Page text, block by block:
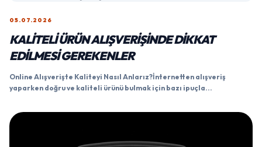
05.07.2026
KALITELI ÜRÜN ALIŞVERIŞINDE DIKKAT
EDILMESI GEREKENLER
Online Alışverişte Kaliteyi Nasıl Anlarız?İnternetten alışveriş
yaparken doğru ve kaliteli ürünü bulmak için bazı ipuçla...